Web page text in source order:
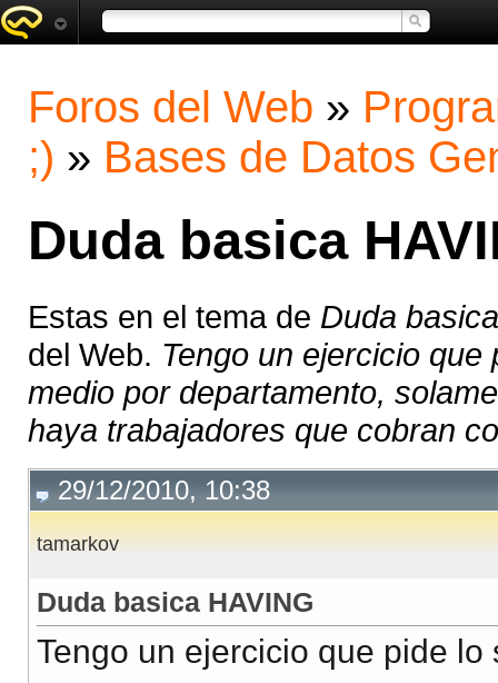
Foros del Web »
;) » Bases de Datos
Duda basica
Estas en el tema de Duda
del Web. Tengo un ejercicio
medio por departamento,
haya trabajadores que cobran
29/12/2010, 10:38
tamarkov
Duda basica HAVING
Tengo un ejercicio que pide lo